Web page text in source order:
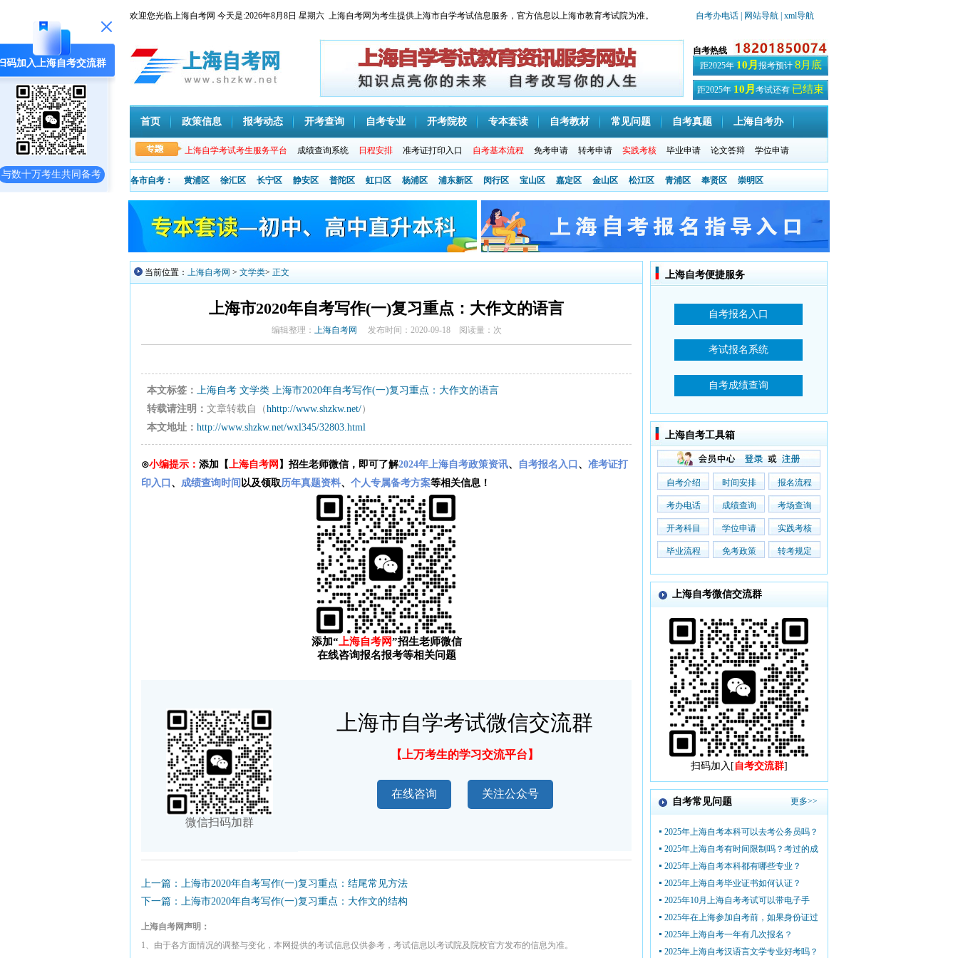
码加入上海自考交流群
与数十万考生共同备考
欢迎您光临上海自考网 今天是:2026年8月8日 星期六 上海自考网为考生提供上海市自学考试信息服务，官方信息以上海市教育考试院为准。 自考办电话 | 网站导航 | xml导航
自考热线
距2025年 10月 报考预计 8月底
距2025年 10月 考试还有 已结束
天
首页 政策信息 报考动态 开考查询 自考专业 开考院校 专本套读 自考教材 常见问题 自考真题 上海自考办
上海自学考试考生服务平台 成绩查询系统 日程安排 准考证打印入口 自考基本流程 免考申请 转考申请 实践考核 毕业申请 论文答辩 学位申请
各市自考： 黄浦区 徐汇区 长宁区 静安区 普陀区 虹口区 杨浦区 浦东新区 闵行区 宝山区 嘉定区 金山区 松江区 青浦区 奉贤区 崇明区
当前位置： 上海自考网 > 文学类> 正文
上海市2020年自考写作(一)复习重点：大作文的语言
编辑整理： 上海自考网 发布时间：2020-09-18 阅读量： 次
本文标签： 上海自考 文学类 上海市2020年自考写作(一)复习重点：大作文的语言
转载请注明： 文章转载自（hhttp://www.shzkw.net/）
本文地址： http://www.shzkw.net/wxl345/32803.html
⊙小编提示： 添加【上海自考网 】招生老师微信，即可了解2024年上海自考政策资讯、 自考报名入口 、 准考证打
印入口 、 成绩查询时间 以及领取历年真题资料、 个人专属备考方案等相关信息！
添加“ 上海自考网”招生老师微信
在线咨询报名报考等相关问题
微信扫码加群
上海市自学考试微信交流群
【上万考生的学习交流平台】
在线咨询 关注公众号
上一篇：上海市2020年自考写作(一)复习重点：结尾常见方法
下一篇：上海市2020年自考写作(一)复习重点：大作文的结构
上海自考网声明：
1、由于各方面情况的调整与变化，本网提供的考试信息仅供参考，考试信息以考试院及院校官方发布的信息为准。
上海自考便捷服务
上海自考工具箱
自考介绍 时间安排 报名流程
考办电话 成绩查询 考场查询
开考科目 学位申请 实践考核
毕业流程 免考政策 转考规定
上海自考微信交流群
扫码加入[ 自考交流群]
自考常见问题 更多>>
2025年上海自考本科可以去考公务员吗？
2025年上海自考有时间限制吗？考过的成
2025年上海自考本科都有哪些专业？
2025年上海自考毕业证书如何认证？
2025年10月上海自考考试可以带电子手
2025年在上海参加自考前，如果身份证过
2025年上海自考一年有几次报名？
2025年上海自考汉语言文学专业好考吗？